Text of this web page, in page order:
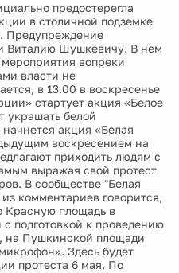
предостерегла
в столичной подземке
Предупреждение
Виталию Шушкевичу. В нем
вопреки
власти не
в 13.00 в воскресенье
стартует акция «Белое
украшать белой
акция «Белая
воскресением на
приходить людям с
выражая свой протест
В сообществе "Белая
комментариев говорится,
Красную площадь в
подготовкой к проведению
на Пушкинской площади
Здесь будет
протеста 6 мая. По